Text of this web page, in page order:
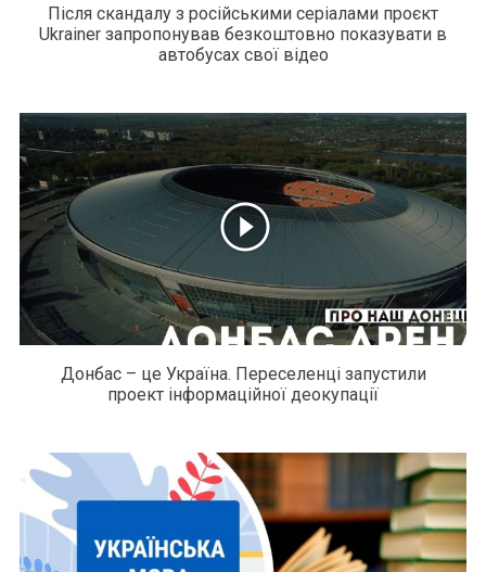
Після скандалу з російськими серіалами проєкт
Ukrainer запропонував безкоштовно показувати в
автобусах свої відео
Донбас – це Україна. Переселенці запустили
проект інформаційної деокупації